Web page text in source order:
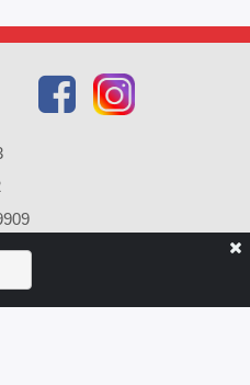
(51) 99919-9905
99919-9907